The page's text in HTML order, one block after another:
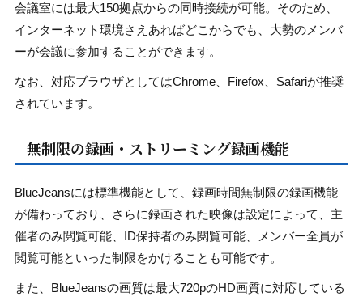
会議室には最大150拠点からの同時接続が可能。そのため、
インターネット環境さえあればどこからでも、大勢のメンバ
ーが会議に参加することができます。
なお、対応ブラウザとしてはChrome、Firefox、Safariが推奨
されています。
無制限の録画・ストリーミング録画機能
BlueJeansには標準機能として、録画時間無制限の録画機能
が備わっており、さらに録画された映像は設定によって、主
催者のみ閲覧可能、ID保持者のみ閲覧可能、メンバー全員が
閲覧可能といった制限をかけることも可能です。
また、BlueJeansの画質は最大720pのHD画質に対応している